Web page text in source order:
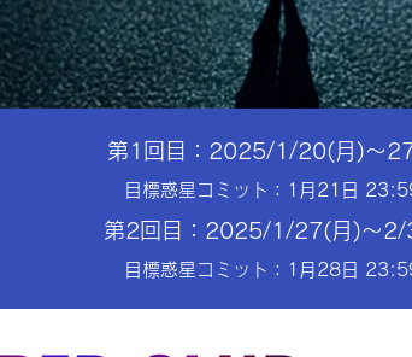
第1回目：2025/1/20(月)〜
目標惑星コミット：1月21日
第2回目：2025/1/27(月)〜2/
目標惑星コミット：1月28日